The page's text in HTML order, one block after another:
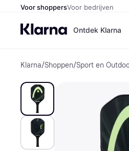
Voor shoppersVoor bedrijven
Ontdek Klarna
Klarna/Shoppen/Sport en